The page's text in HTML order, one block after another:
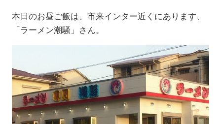
本日のお昼ご飯は、市来インター近くにあります、
「ラーメン潮騒」さん。